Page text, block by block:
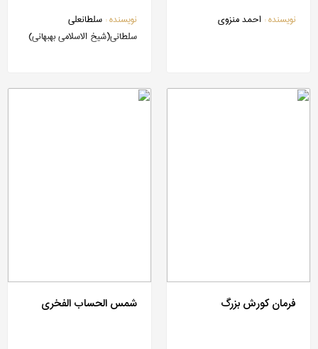
نویسنده : احمد منزوی نویسنده : سلطانعلی
سلطانی(شیخ الاسلامی بهبهانی)
فرمان کورش بزرگ شمس الحساب الفخری